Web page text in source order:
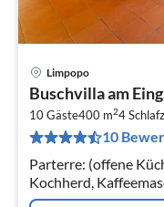
Limpopo
Buschvilla am
10 Gäste400 m24
10
Parterre: (offene
Kochherd,
Mikrowelle,